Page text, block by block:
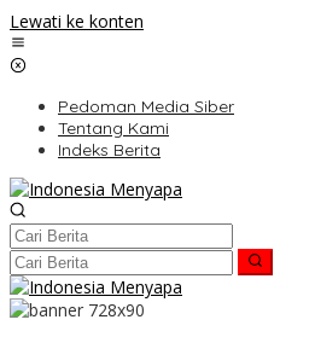
Lewati ke konten
Pedoman Media Siber
Tentang Kami
Indeks Berita